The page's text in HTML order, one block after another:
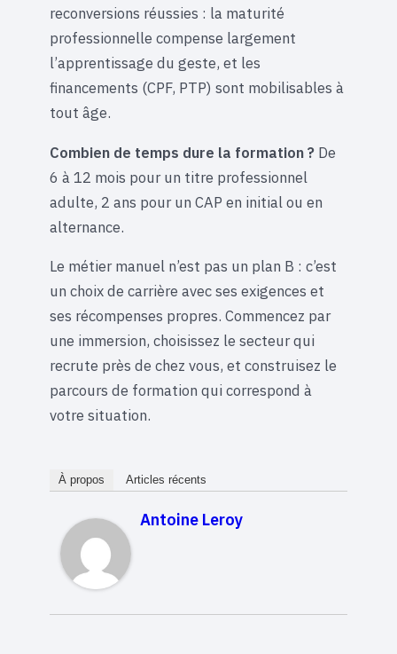
reconversions réussies : la maturité
professionnelle compense largement
l’apprentissage du geste, et les
financements (CPF, PTP) sont mobilisables à
tout âge.
Combien de temps dure la formation ? De
6 à 12 mois pour un titre professionnel
adulte, 2 ans pour un CAP en initial ou en
alternance.
Le métier manuel n’est pas un plan B : c’est
un choix de carrière avec ses exigences et
ses récompenses propres. Commencez par
une immersion, choisissez le secteur qui
recrute près de chez vous, et construisez le
parcours de formation qui correspond à
votre situation.
À propos Articles récents
Antoine Leroy